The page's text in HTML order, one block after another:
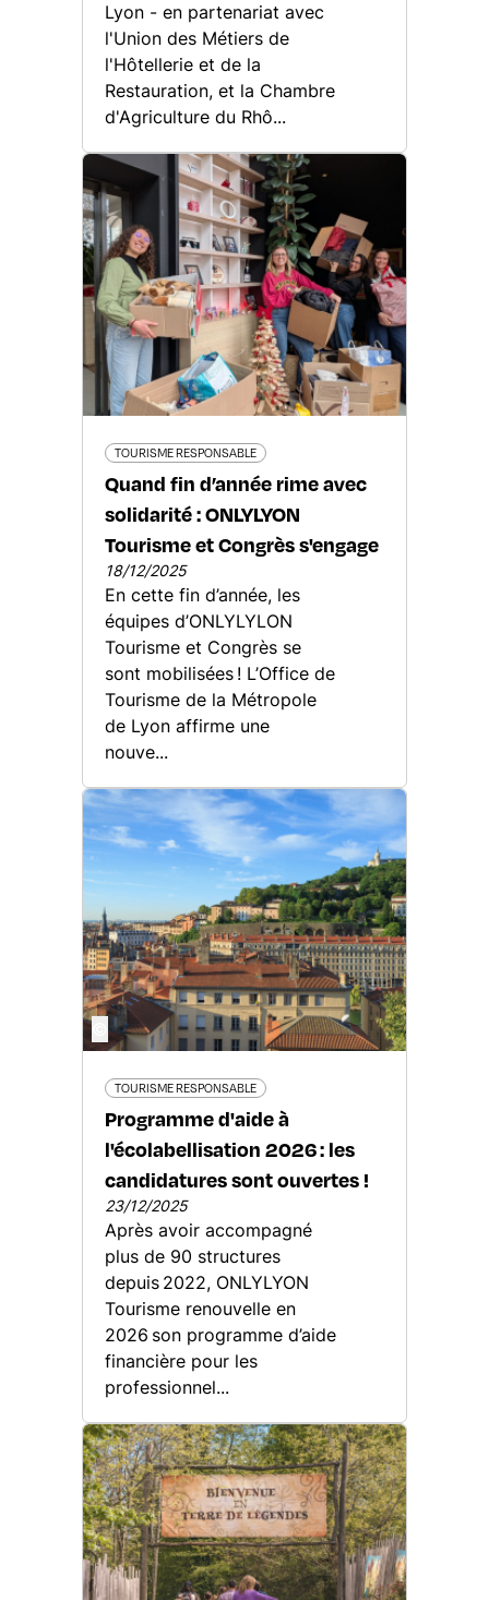
Lyon - en partenariat avec
l'Union des Métiers de
l'Hôtellerie et de la
Restauration, et la Chambre
d'Agriculture du Rhô...
TOURISME RESPONSABLE
Quand fin d’année rime avec
solidarité : ONLYLYON
Tourisme et Congrès s'engage
18/12/2025
En cette fin d’année, les
équipes d’ONLYLYLON
Tourisme et Congrès se
sont mobilisées ! L’Office de
Tourisme de la Métropole
de Lyon affirme une
nouve...
TOURISME RESPONSABLE
Programme d'aide à
l'écolabellisation 2026 : les
candidatures sont ouvertes !
23/12/2025
Après avoir accompagné
plus de 90 structures
depuis 2022, ONLYLYON
Tourisme renouvelle en
2026 son programme d’aide
financière pour les
professionnel...
©